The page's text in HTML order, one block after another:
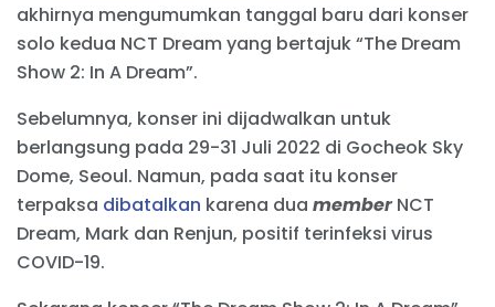
akhirnya mengumumkan tanggal baru dari konser
solo kedua NCT Dream yang bertajuk “The Dream
Show 2: In A Dream”.
Sebelumnya, konser ini dijadwalkan untuk
berlangsung pada 29-31 Juli 2022 di Gocheok Sky
Dome, Seoul. Namun, pada saat itu konser
terpaksa dibatalkan karena dua memberNCT
Dream, Mark dan Renjun, positif terinfeksi virus
COVID-19.